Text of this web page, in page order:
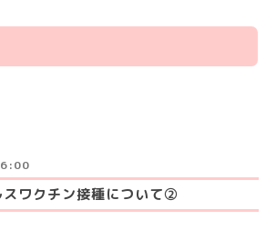
スワクチン接種について②